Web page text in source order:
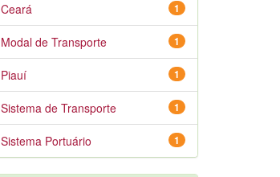
1
Ceará
1
Modal de Transporte
1
Piauí
1
Sistema de Transporte
1
Sistema Portuário